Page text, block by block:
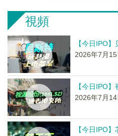
視頻
【今日IPO
2026年7月
【今日IPO
2026年7月
【今日IPO